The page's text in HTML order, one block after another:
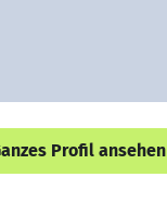
Profil ansehen